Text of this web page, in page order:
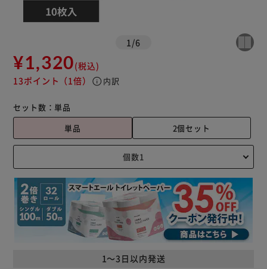
1 /6
¥1,320(税込)
13ポイント （1倍） info 内訳
セット数： 単品
単品
2個セット
1～3日以内発送